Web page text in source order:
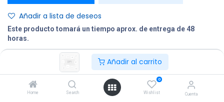
Añadir al carrito
Home Search
0
Wishlist Cuenta
Añadir a lista de deseos
Este producto tomará un tiempo aprox. de entrega de 48
horas.
Terminos y condiciones: